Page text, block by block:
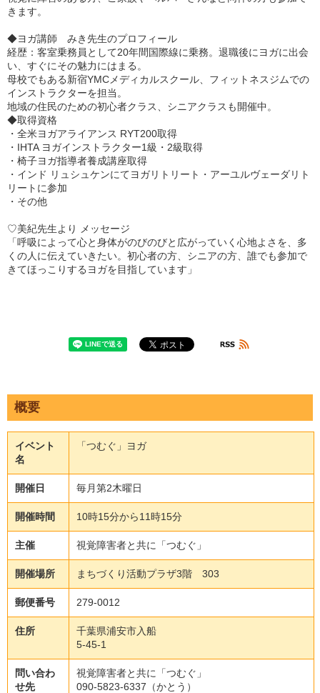
きます。
◆ヨガ講師 みき先生のプロフィール
経歴：客室乗務員として20年間国際線に乗務。退職後にヨガに出会
い、すぐにその魅力にはまる。
母校でもある新宿YMCメディカルスクール、フィットネスジムでの
インストラクターを担当。
地域の住民のための初心者クラス、シニアクラスも開催中。
◆取得資格
・全米ヨガアライアンス RYT200取得
・IHTA ヨガインストラクター1級・2級取得
・椅子ヨガ指導者養成講座取得
・インド リュシュケンにてヨガリトリート・アーユルヴェーダリト
リートに参加
・その他
♡美紀先生より メッセージ
「呼吸によって心と身体がのびのびと広がっていく心地よさを、多
くの人に伝えていきたい。初心者の方、シニアの方、誰でも参加で
きてほっこりするヨガを目指しています」
概要
イベント
名
「つむぐ」ヨガ
開催日 毎月第2木曜日
開催時間 10時15分から11時15分
主催 視覚障害者と共に「つむぐ」
開催場所 まちづくり活動プラザ3階 303
郵便番号 279-0012
住所
千葉県浦安市入船
5-45-1
問い合わ
せ先
視覚障害者と共に「つむぐ」
090-5823-6337（かとう）